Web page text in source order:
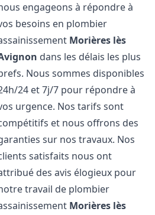
engageons à répondre à
besoins en plombier
Morières lès
dans les délais les plus
Nous sommes disponibles
24 et 7j/7 pour répondre à
urgence. Nos tarifs sont
et nous offrons des
sur nos travaux. Nos
satisfaits nous ont
des avis élogieux pour
travail de plombier
Morières lès